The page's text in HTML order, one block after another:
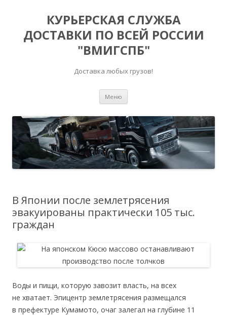
КУРЬЕРСКАЯ СЛУЖБА
ДОСТАВКИ ПО ВСЕЙ РОССИИ
"ВМИГСПБ"
Доставка любых грузов!
Меню
В Японии после землетрясения
эвакуированы практически 105 тыс.
граждан
Воды и пищи, которую завозит власть, на всех
не хватает. Эпицентр землетрясения размещался
в префектуре Кумамото, очаг залегал на глубине 11